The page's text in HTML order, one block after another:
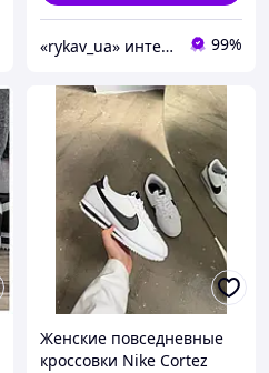
«rykav_ua» интернет магазин одежды и обуви 99%
Женские повседневные
кроссовки Nike Cortez